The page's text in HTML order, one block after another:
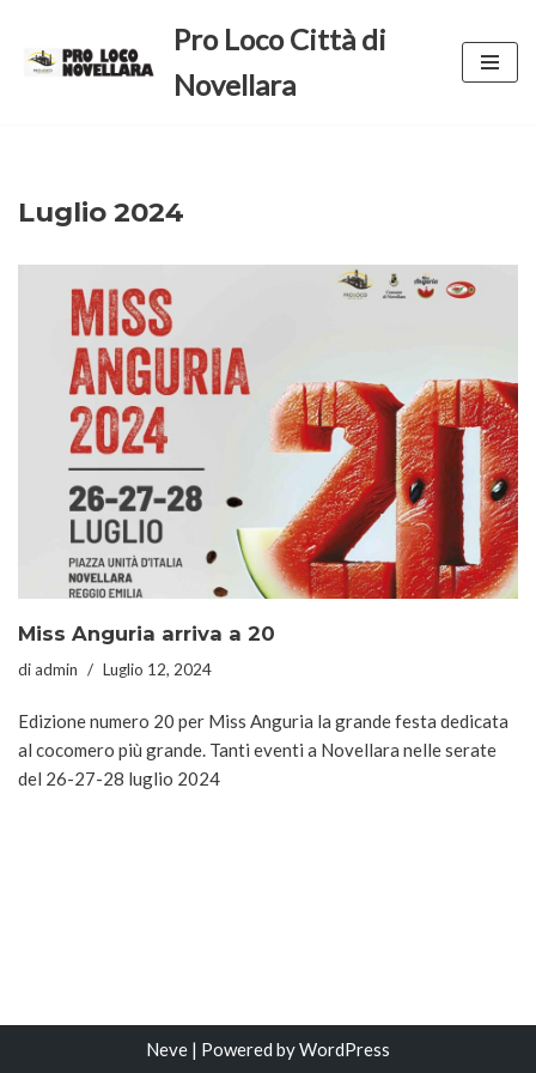
Vai
Pro Loco Città di
Novellara
Luglio 2024
Miss Anguria arriva a 20
diadmin Luglio 12, 2024
Edizione numero 20 per Miss Anguria la grande festa dedicata
al cocomero più grande. Tanti eventi a Novellara nelle serate
del 26-27-28 luglio 2024
Neve | Powered byWordPress